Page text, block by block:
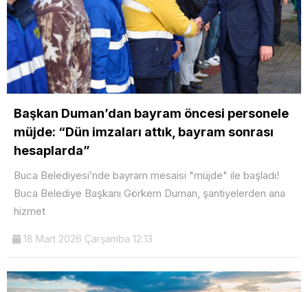
Başkan Duman’dan bayram öncesi personele
müjde: “Dün imzaları attık, bayram sonrası
hesaplarda”
Buca Belediyesi’nde bayram mesaisi "müjde" ile başladı!
Buca Belediye Başkanı Görkem Duman, şantiyelerden ana
hizmet
18 Mart 2026 Çarşamba 12:13